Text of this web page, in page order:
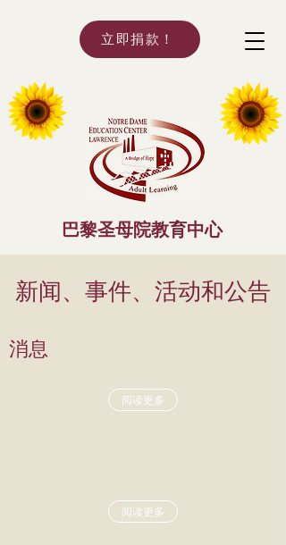
巴黎圣母院教育中心
立即捐款！
新闻、事件、活动和公告
消息
阅读更多
阅读更多